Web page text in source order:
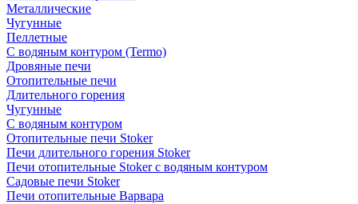
Металлические
Чугунные
Пеллетные
С водяным контуром (Termo)
Дровяные печи
Отопительные печи
Длительного горения
Чугунные
C водяным контуром
Отопительные печи Stoker
Печи длительного горения Stoker
Печи отопительные Stoker с водяным контуром
Садовые печи Stoker
Печи отопительные Варвара